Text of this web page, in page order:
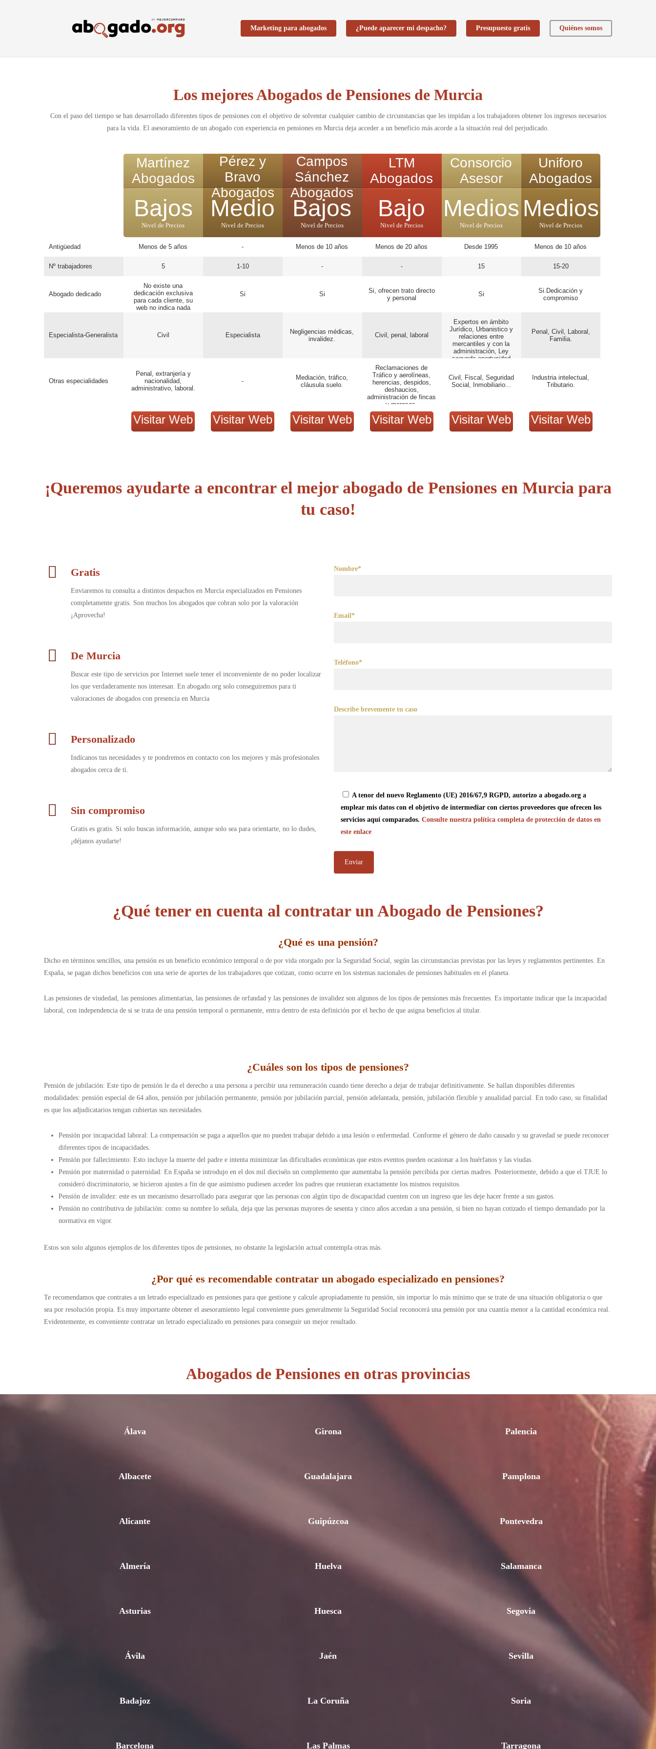
Marketing para abogados ¿Puede aparecer mi despacho? Presupuesto gratis Quiénes somos
Los mejores Abogados de Pensiones de Murcia
Con el paso del tiempo se han desarrollado diferentes tipos de pensiones con el objetivo de solventar cualquier cambio de circunstancias que les impidan a los trabajadores obtener los ingresos necesarios
para la vida. El asesoramiento de un abogado con experiencia en pensiones en Murcia deja acceder a un beneficio más acorde a la situación real del perjudicado.
Antigüedad
Nº trabajadores
Abogado dedicado
Especialista-Generalista
Otras especialidades
Martínez
Abogados
Bajos
Nivel de Precios
Menos de 5 años
5
No existe una
dedicación exclusiva
para cada cliente, su
web no indica nada
Civil
Penal, extranjería y
nacionalidad,
administrativo, laboral.
Visitar Web
Pérez y
Bravo
Abogados
Medio
Nivel de Precios
-
1-10
Si
Especialista
-
Visitar Web
Campos
Sánchez
Abogados
Bajos
Nivel de Precios
Menos de 10 años
-
Si
Negligencias médicas,
invalidez.
Mediación, tráfico,
cláusula suelo.
Visitar Web
LTM
Abogados
Bajo
Nivel de Precios
Menos de 20 años
-
Si, ofrecen trato directo
y personal
Civil, penal, laboral
Reclamaciones de
Tráfico y aerolíneas,
herencias, despidos,
deshaucios,
administración de fincas
y morosos.
Visitar Web
Consorcio
Asesor
Medios
Nivel de Precios
Desde 1995
15
Si
Expertos en ámbito
Jurídico, Urbanistico y
relaciones entre
mercantiles y con la
administración, Ley
segunda oportunidad
Civil, Fiscal, Seguridad
Social, Inmobiliario...
Visitar Web
Uniforo
Abogados
Medios
Nivel de Precios
Menos de 10 años
15-20
Si.Dedicación y
compromiso
Penal, Civil, Laboral,
Familia.
Industria intelectual,
Tributario.
Visitar Web
¡Queremos ayudarte a encontrar el mejor abogado de Pensiones en Murcia para
tu caso!
Gratis
Enviaremos tu consulta a distintos despachos en Murcia especializados en Pensiones
completamente gratis. Son muchos los abogados que cobran solo por la valoración
¡Aprovecha!
De Murcia
Buscar este tipo de servicios por Internet suele tener el inconveniente de no poder localizar
los que verdaderamente nos interesan. En abogado.org solo conseguiremos para ti
valoraciones de abogados con presencia en Murcia
Personalizado
Indícanos tus necesidades y te pondremos en contacto con los mejores y más profesionales
abogados cerca de ti.
Sin compromiso
Gratis es gratis. Si solo buscas información, aunque solo sea para orientarte, no lo dudes,
¡déjanos ayudarte!
Nombre*
Email*
Teléfono*
Describe brevemente tu caso
A tenor del nuevo Reglamento (UE) 2016/67,9 RGPD, autorizo a abogado.org a
emplear mis datos con el objetivo de intermediar con ciertos proveedores que ofrecen los
servicios aquí comparados. Consulte nuestra política completa de protección de datos en
este enlace
¿Qué tener en cuenta al contratar un Abogado de Pensiones?
¿Qué es una pensión?
Dicho en términos sencillos, una pensión es un beneficio económico temporal o de por vida otorgado por la Seguridad Social, según las circunstancias previstas por las leyes y reglamentos pertinentes. En
España, se pagan dichos beneficios con una serie de aportes de los trabajadores que cotizan, como ocurre en los sistemas nacionales de pensiones habituales en el planeta.
Las pensiones de viudedad, las pensiones alimentarias, las pensiones de orfandad y las pensiones de invalidez son algunos de los tipos de pensiones más frecuentes. Es importante indicar que la incapacidad
laboral, con independencia de si se trata de una pensión temporal o permanente, entra dentro de esta definición por el hecho de que asigna beneficios al titular.
¿Cuáles son los tipos de pensiones?
Pensión de jubilación: Este tipo de pensión le da el derecho a una persona a percibir una remuneración cuando tiene derecho a dejar de trabajar definitivamente. Se hallan disponibles diferentes
modalidades: pensión especial de 64 años, pensión por jubilación permanente, pensión por jubilación parcial, pensión adelantada, pensión, jubilación flexible y anualidad parcial. En todo caso, su finalidad
es que los adjudicatarios tengan cubiertas sus necesidades.
Pensión por incapacidad laboral: La compensación se paga a aquellos que no pueden trabajar debido a una lesión o enfermedad. Conforme el género de daño causado y su gravedad se puede reconocer
diferentes tipos de incapacidades.
Pensión por fallecimiento: Esto incluye la muerte del padre e intenta minimizar las dificultades económicas que estos eventos pueden ocasionar a los huérfanos y las viudas.
Pensión por maternidad o paternidad: En España se introdujo en el dos mil dieciséis un complemento que aumentaba la pensión percibida por ciertas madres. Posteriormente, debido a que el TJUE lo
consideró discriminatorio, se hicieron ajustes a fin de que asimismo pudiesen acceder los padres que reunieran exactamente los mismos requisitos.
Pensión de invalidez: este es un mecanismo desarrollado para asegurar que las personas con algún tipo de discapacidad cuenten con un ingreso que les deje hacer frente a sus gastos.
Pensión no contributiva de jubilación: como su nombre lo señala, deja que las personas mayores de sesenta y cinco años accedan a una pensión, si bien no hayan cotizado el tiempo demandado por la
normativa en vigor.
Estos son solo algunos ejemplos de los diferentes tipos de pensiones, no obstante la legislación actual contempla otras más.
¿Por qué es recomendable contratar un abogado especializado en pensiones?
Te recomendamos que contrates a un letrado especializado en pensiones para que gestione y calcule apropiadamente tu pensión, sin importar lo más mínimo que se trate de una situación obligatoria o que
sea por resolución propia. Es muy importante obtener el asesoramiento legal conveniente pues generalmente la Seguridad Social reconocerá una pensión por una cuantía menor a la cantidad económica real.
Evidentemente, es conveniente contratar un letrado especializado en pensiones para conseguir un mejor resultado.
Abogados de Pensiones en otras provincias
Álava
Albacete
Alicante
Almería
Asturias
Ávila
Badajoz
Barcelona
Girona
Guadalajara
Guipúzcoa
Huelva
Huesca
Jaén
La Coruña
Las Palmas
Palencia
Pamplona
Pontevedra
Salamanca
Segovia
Sevilla
Soria
Tarragona